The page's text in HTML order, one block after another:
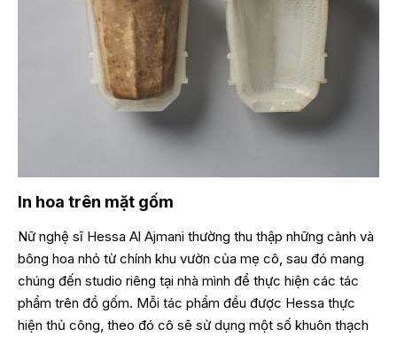
In hoa trên mặt gốm
Nữ nghệ sĩ Hessa Al Ajmani thường thu thập những cành và
bông hoa nhỏ từ chính khu vườn của mẹ cô, sau đó mang
chúng đến studio riêng tại nhà mình để thực hiện các tác
phẩm trên đồ gốm. Mỗi tác phẩm đều được Hessa thực
hiện thủ công, theo đó cô sẽ sử dụng một số khuôn thạch